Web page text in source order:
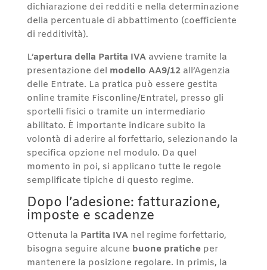
dichiarazione dei redditi e nella determinazione
della percentuale di abbattimento (coefficiente
di redditività).
L’apertura della Partita IVAavviene tramite la
presentazione del modello AA9/12all’Agenzia
delle Entrate. La pratica può essere gestita
online tramite Fisconline/Entratel, presso gli
sportelli fisici o tramite un intermediario
abilitato. È importante indicare subito la
volontà di aderire al forfettario, selezionando la
specifica opzione nel modulo. Da quel
momento in poi, si applicano tutte le regole
semplificate tipiche di questo regime.
Dopo l’adesione: fatturazione,
imposte e scadenze
Ottenuta la Partita IVAnel regime forfettario,
bisogna seguire alcune buone praticheper
mantenere la posizione regolare. In primis, la